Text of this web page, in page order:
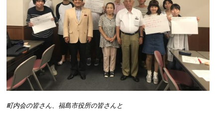
町内会の皆さん、福島市役所の皆さんと